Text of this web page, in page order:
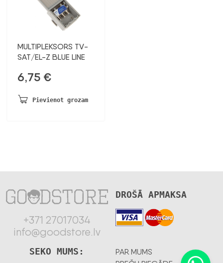
MULTIPLEKSORS TV-
SAT/EL-Z BLUE LINE
6,75 €
Pievienot grozam
+371 27017034
info@goodstore.lv
DROŠĀ APMAKSA
PAR MUMS
SEKO MUMS: